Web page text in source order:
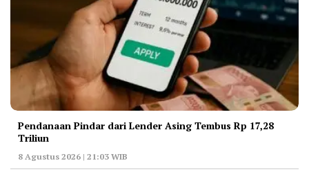
Pendanaan Pindar dari Lender Asing Tembus Rp 17,28
Triliun
8 Agustus 2026 | 21:03 WIB